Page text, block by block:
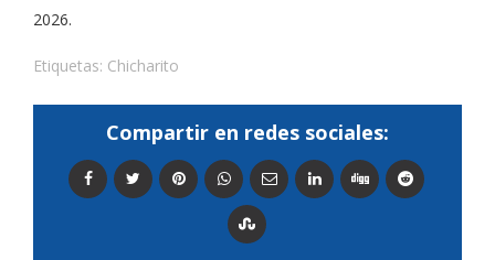
2026.
Etiquetas: Chicharito
Compartir en redes sociales: